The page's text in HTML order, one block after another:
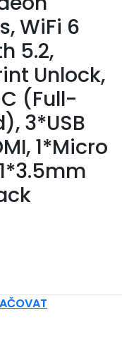
WiFi 6
5.2,
Unlock,
(Full-
3*USB
1*Micro